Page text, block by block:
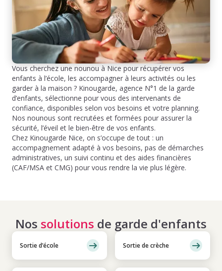
Vous cherchez une nounou à Nice pour récupérer vos
enfants à l’école, les accompagner à leurs activités ou les
garder à la maison ? Kinougarde, agence N°1 de la garde
d’enfants, sélectionne pour vous des intervenants de
confiance, disponibles selon vos besoins et votre planning.
Nos nounous sont recrutées et formées pour assurer la
sécurité, l’éveil et le bien-être de vos enfants.
Chez Kinougarde Nice, on s’occupe de tout : un
accompagnement adapté à vos besoins, pas de démarches
administratives, un suivi continu et des aides financières
(CAF/MSA et CMG) pour vous rendre la vie plus légère.
Nos solutions de garde d'enfants
Sortie d’école Sortie de crèche